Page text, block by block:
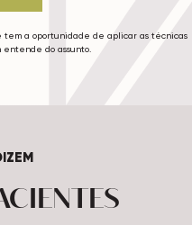
tem a oportunidade de aplicar as técnicas
entende do assunto.